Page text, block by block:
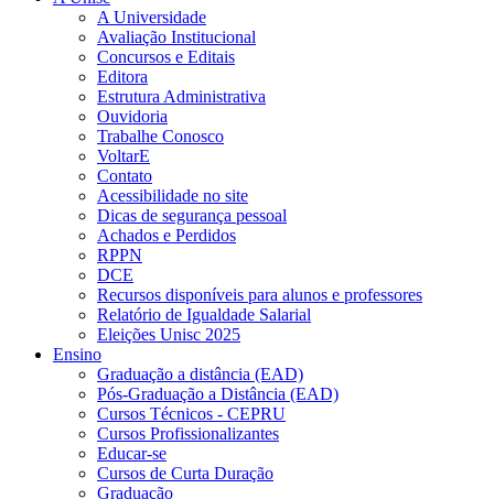
A Universidade
Avaliação Institucional
Concursos e Editais
Editora
Estrutura Administrativa
Ouvidoria
Trabalhe Conosco
VoltarE
Contato
Acessibilidade no site
Dicas de segurança pessoal
Achados e Perdidos
RPPN
DCE
Recursos disponíveis para alunos e professores
Relatório de Igualdade Salarial
Eleições Unisc 2025
Ensino
Graduação a distância (EAD)
Pós-Graduação a Distância (EAD)
Cursos Técnicos - CEPRU
Cursos Profissionalizantes
Educar-se
Cursos de Curta Duração
Graduação